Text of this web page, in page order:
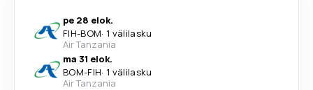
pe 28 elok.
FIH-BOM· 1 välilasku
Air Tanzania
ma 31 elok.
BOM-FIH· 1 välilasku
Air Tanzania